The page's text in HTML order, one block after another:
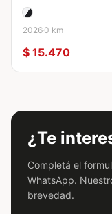
Potencia
20260 km
$ 15.470
¿Te
Completá el
WhatsApp.
brevedad.